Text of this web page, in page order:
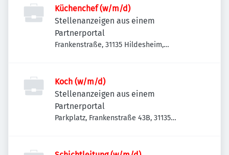
Küchenchef (w/m/d)
Stellenanzeigen aus einem
Partnerportal
Frankenstraße, 31135 Hildesheim,
Koch (w/m/d)
Stellenanzeigen aus einem
Partnerportal
Parkplatz, Frankenstraße 43B, 31135